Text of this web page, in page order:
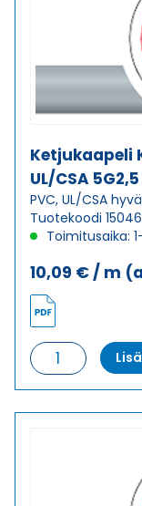
Ketjukaapeli
UL/CSA
PVC, UL/CSA
Tuotekoodi
Toimitusaika:
10,09 € / m
Ketjukaapeli
KAWEFLEX
6110